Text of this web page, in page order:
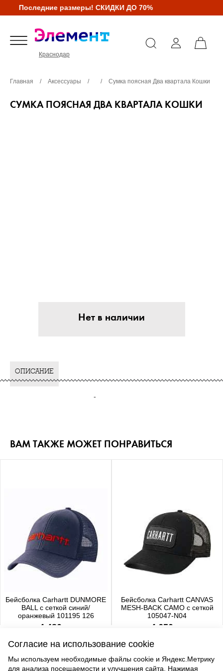
Последние размеры! СКИДКИ ДО 70%
Краснодар
Главная / Аксессуары / / Сумка поясная Два квартала Кошки
СУМКА ПОЯСНАЯ ДВА КВАРТАЛА КОШКИ
Нет в наличии
ОПИСАНИЕ
-
ВАМ ТАКЖЕ МОЖЕТ ПОНРАВИТЬСЯ
Бейсболка Carhartt DUNMORE
BALL с сеткой синий/
оранжевый 101195 126
4 480 р.
Бейсболка Carhartt CANVAS
MESH-BACK CAMO с сеткой
105047-N04
4 650 р.
Согласие на использование cookie
Мы используем необходимые файлы cookie и Яндекс.Метрику
для анализа посещаемости и улучшения сайта. Нажимая